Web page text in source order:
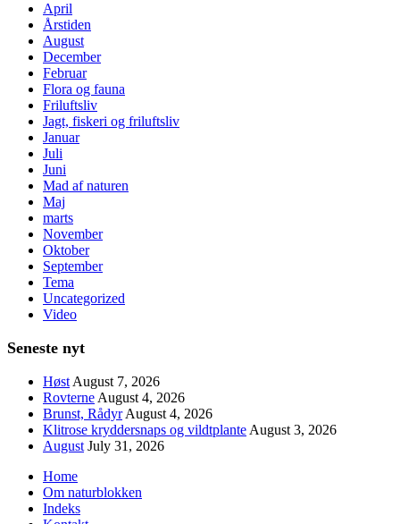
April
Årstiden
August
December
Februar
Flora og fauna
Friluftsliv
Jagt, fiskeri og friluftsliv
Januar
Juli
Juni
Mad af naturen
Maj
marts
November
Oktober
September
Tema
Uncategorized
Video
Seneste nyt
Høst August 7, 2026
Rovterne August 4, 2026
Brunst, Rådyr August 4, 2026
Klitrose kryddersnaps og vildtplante August 3, 2026
August July 31, 2026
Home
Om naturblokken
Indeks